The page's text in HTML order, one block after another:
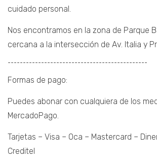
cuidado personal.
Nos encontramos en la zona de Parque
cercana a la intersección de Av. Italia y
¯¯¯¯¯¯¯¯¯¯¯¯¯¯¯¯¯¯¯¯¯¯¯¯¯¯¯¯¯¯¯¯¯¯¯¯¯¯¯¯¯¯¯¯¯¯
Formas de pago:
Puedes abonar con cualquiera de los
MercadoPago.
Tarjetas – Visa – Oca – Mastercard –
Creditel